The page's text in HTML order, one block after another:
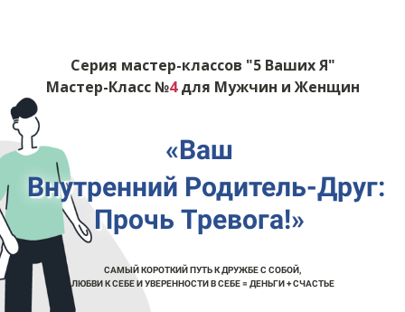
Серия мастер-классов "5 Ваших Я"
Мастер-Класс №4для Мужчин и Женщин
«Ваш
Внутренний Родитель-Друг:
Прочь Тревога!»
САМЫЙ КОРОТКИЙ ПУТЬ К ДРУЖБЕ С СОБОЙ,
ЛЮБВИ К СЕБЕ И УВЕРЕННОСТИ В СЕБЕ = ДЕНЬГИ + СЧАСТЬЕ